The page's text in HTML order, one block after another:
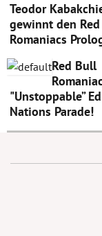
Teodor
gewinnt den
Romaniacs
Red Bull
"Unstoppable”
Nations Parade!